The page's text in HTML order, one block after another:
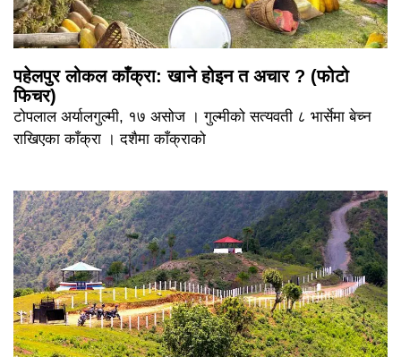
पहेलपुर लोकल काँक्रा: खाने होइन त अचार ? (फोटो
फिचर)
टोपलाल अर्यालगुल्मी, १७ असोज । गुल्मीको सत्यवती ८ भार्सेमा बेच्न
राखिएका काँक्रा । दशैमा काँक्राको